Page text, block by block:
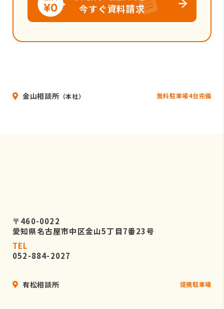
今すぐ資料請求
金山相談所 （本社） 無料駐車場4台完備
〒460-0022
愛知県名古屋市中区金山5丁目7番23号
TEL
052-884-2027
有松相談所 提携駐車場